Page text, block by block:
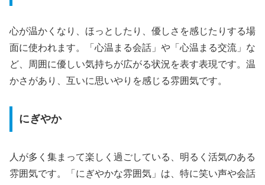
心が温かくなり、ほっとしたり、優しさを感じたりする場
面に使われます。「心温まる会話」や「心温まる交流」な
ど、周囲に優しい気持ちが広がる状況を表す表現です。温
かさがあり、互いに思いやりを感じる雰囲気です。
にぎやか
人が多く集まって楽しく過ごしている、明るく活気のある
雰囲気です。「にぎやかな雰囲気」は、特に笑い声や会話